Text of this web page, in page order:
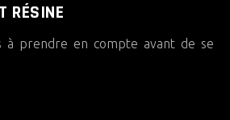
RÉSINE
à prendre en compte avant de se